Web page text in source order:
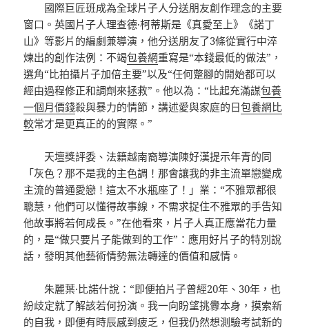
國際巨匠班成為全球片子人分送朋友創作理念的主要
窗口。英國片子人理查德·柯蒂斯是《真愛至上》《諾丁
山》等影片的編劇兼導演，他分送朋友了3條從實行中淬
煉出的創作法例：不竭包養網重寫是“本錢最低的做法”，
選角“比拍攝片子加倍主要”以及“任何蹩腳的開始都可以
經由過程修正和調劑來拯救”。他以為：“比起充滿謀包養
一個月價錢殺與暴力的情節，講述愛與家庭的日包養網比
較常才是更真正的的實際。”
天壇獎評委、法籍越南裔導演陳好漢提示年青的同
「灰色？那不是我的主色調！那會讓我的非主流單戀變成
主流的普通愛戀！這太不水瓶座了！」業：“不雅眾都很
聰慧，他們可以懂得故事線，不需求捉住不雅眾的手告知
他故事將若何成長。”在他看來，片子人真正應當花力量
的，是“做只要片子能做到的工作”：應用好片子的特別說
話，發明其他藝術情勢無法轉達的價值和感情。
朱麗葉·比諾什說：“即便拍片子曾經20年、30年，也
紛歧定就了解該若何扮演。我一向盼望挑釁本身，摸索新
的自我，即便有時辰感到疲乏，但我仍然想測驗考試新的